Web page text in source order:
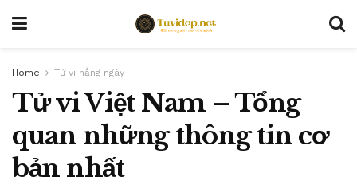
Home Tử vi hằng ngày
Tử vi Việt Nam – Tổng
quan những thông tin cơ
bản nhất